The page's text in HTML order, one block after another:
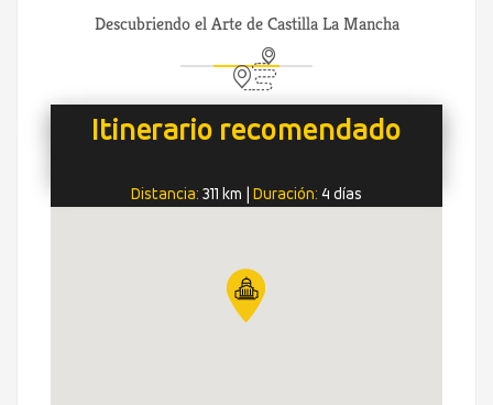
Descubriendo el Arte de Castilla La Mancha
Itinerario recomendado
Distancia: 311 km Duración: 4 días